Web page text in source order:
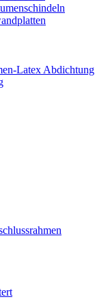
Latex Abdichtung